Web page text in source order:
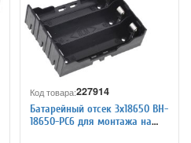
Код товара:227914
Батарейный отсек 3х18650 BH-
18650-PC6 для монтажа на